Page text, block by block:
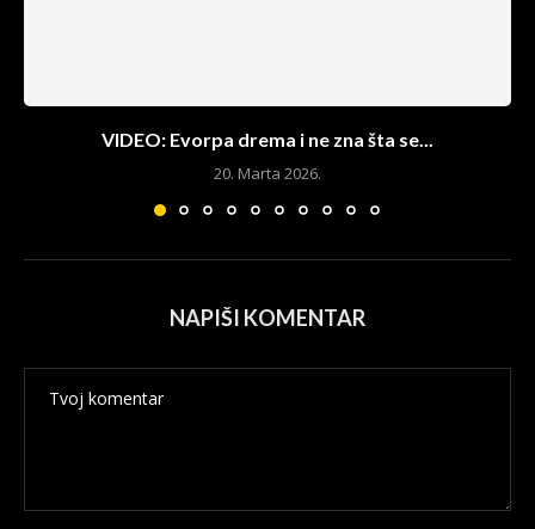
VIDEO: Evorpa drema i ne zna šta se...
20. Marta 2026.
NAPIŠI KOMENTAR